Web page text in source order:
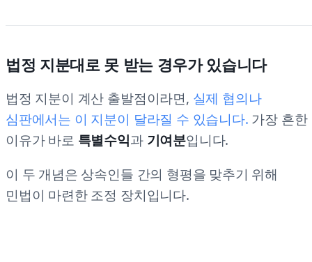
법정 지분대로 못 받는 경우가 있습니다
법정 지분이 계산 출발점이라면, 실제 협의나
심판에서는 이 지분이 달라질 수 있습니다. 가장 흔한
이유가 바로 특별수익과 기여분입니다.
이 두 개념은 상속인들 간의 형평을 맞추기 위해
민법이 마련한 조정 장치입니다.